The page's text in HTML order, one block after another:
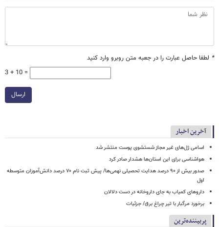
* لطفا حاصل عبارت را در جعبه متن روبرو وارد کنید
3 + 10 =
ارسال
آخرین اخبار
اسامی ژل‌های غیر مجاز شستشوی پوست منتشر شد
هواشناسی برای این استان‌ها هشدار صادر کرد
صدور بیش از ۹۰ درصد هدایت تحصیلی نهمی‌ها/ پیش ثبت نام ۷۰ درصد دانش‌آموزان متوسطه
اول
داروهای کمیاب به جای داروخانه در دست دلالان
برخورد مرگبار با تیر چراغ برق/ جزئیات
پربیننده‌ترین